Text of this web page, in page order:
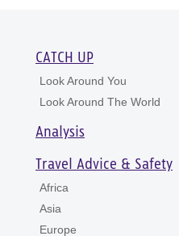
CATCH UP
Look Around You
Look Around The World
Analysis
Travel Advice & Safety
Africa
Asia
Europe